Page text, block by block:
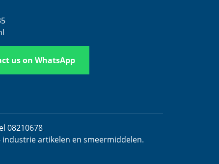
us on WhatsApp
08210678.
artikelen en smeermiddelen.